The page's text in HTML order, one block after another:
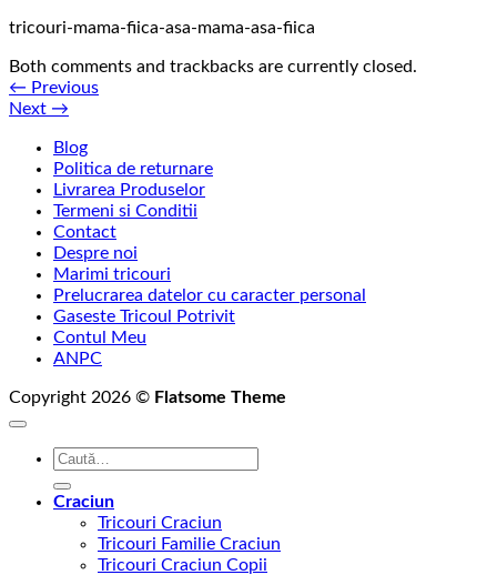
tricouri-mama-fiica-asa-mama-asa-fiica
Both comments and trackbacks are currently closed.
← Previous
Next →
Blog
Politica de returnare
Livrarea Produselor
Termeni si Conditii
Contact
Despre noi
Marimi tricouri
Prelucrarea datelor cu caracter personal
Gaseste Tricoul Potrivit
Contul Meu
ANPC
Copyright 2026 © Flatsome Theme
Caută
Craciun
Tricouri Craciun
Tricouri Familie Craciun
Tricouri Craciun Copii